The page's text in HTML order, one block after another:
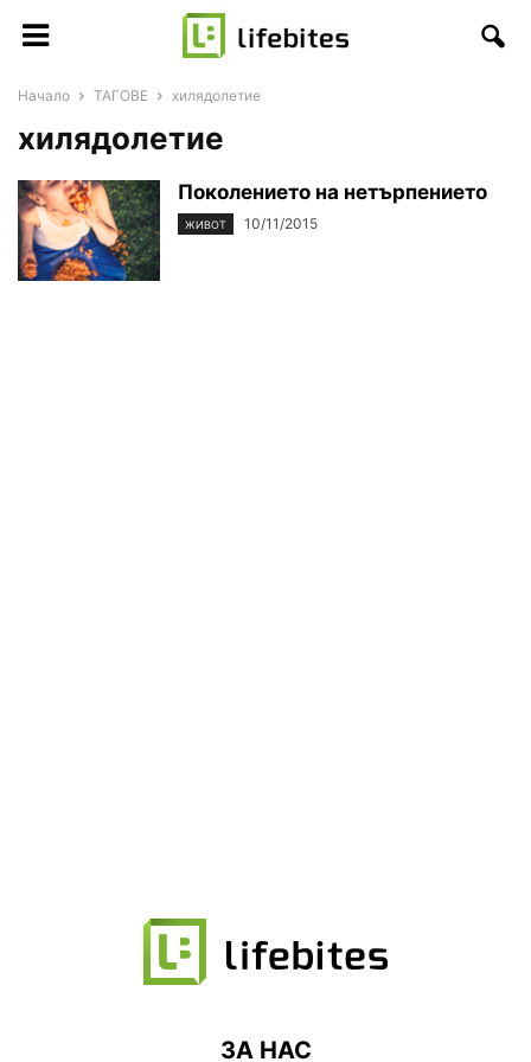
Начало ТАГОВЕ хилядолетие
хилядолетие
Поколението на нетърпението
ЖИВОТ 10/11/2015
ЗА НАС